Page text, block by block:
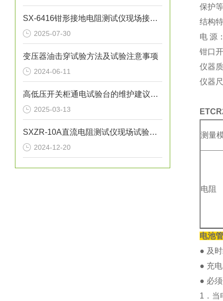
SX-6416钳形接地电阻测试仪现场接地电阻测试应用
2025-07-30
变压器油击穿试验方法及试验注意事项
2024-06-11
高低压开关柜通电试验台的维护建议有哪些
2025-03-13
SXZR-10A直流电阻测试仪现场试验安全注意事项
2024-12-20
保护
结构
电 源
钳口
仪器
仪器
测量
电阻
电池
● 及
● 充
● 必
1．当